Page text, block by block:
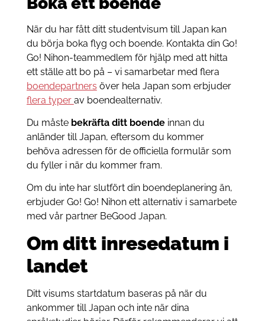
När du har fått ditt studentvisum till Japan kan
du börja boka flyg och boende. Kontakta din Go!
Go! Nihon-teammedlem för hjälp med att hitta
ett ställe att bo på – vi samarbetar med flera
boendepartners över hela Japan som erbjuder
flera typer av boendealternativ.
Du måste bekräfta ditt boendeinnan du
anländer till Japan, eftersom du kommer
behöva adressen för de officiella formulär som
du fyller i när du kommer fram.
Om du inte har slutfört din boendeplanering än,
erbjuder Go! Go! Nihon ett alternativ i samarbete
med vår partner BeGood Japan.
Om ditt inresedatum i
landet
Ditt visums startdatum baseras på när du
ankommer till Japan och inte när dina